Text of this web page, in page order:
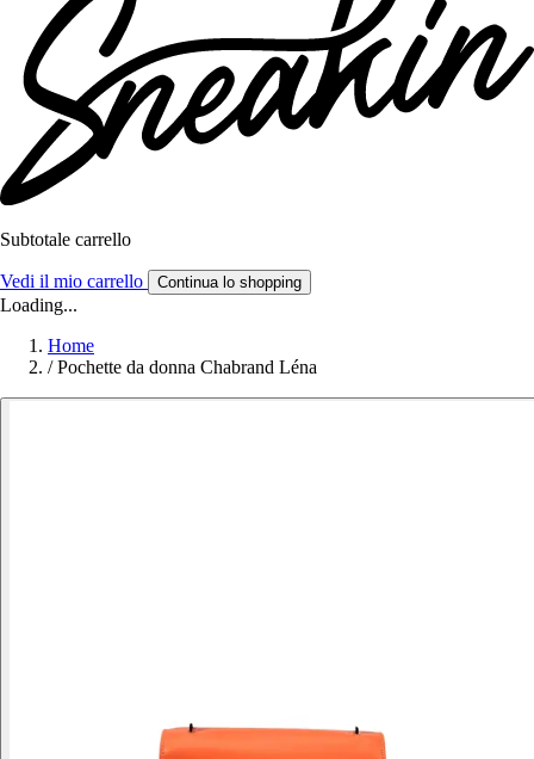
Subtotale carrello
Vedi il mio carrello Continua lo shopping
Loading...
Home
/ Pochette da donna Chabrand Léna